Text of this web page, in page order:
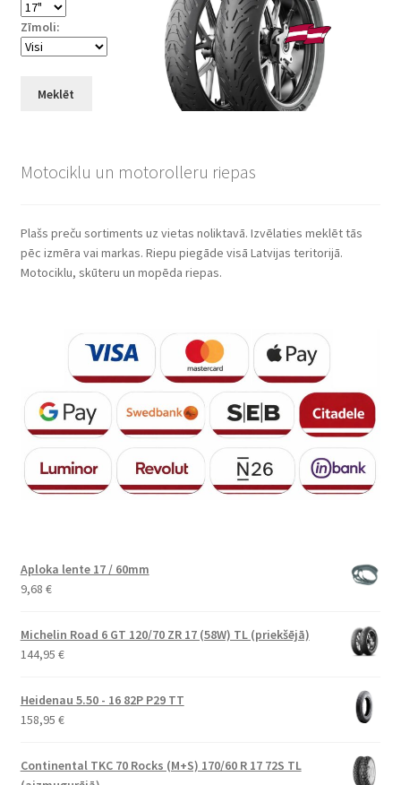
Zīmoli:
Meklēt
Motociklu un motorolleru riepas
Plašs preču sortiments uz vietas noliktavā. Izvēlaties meklēt tās
pēc izmēra vai markas. Riepu piegāde visā Latvijas teritorijā.
Motociklu, skūteru un mopēda riepas.
Aploka lente 17 / 60mm
9,68 €
Michelin Road 6 GT 120/70 ZR 17 (58W) TL (priekšējā)
144,95 €
Heidenau 5.50 - 16 82P P29 TT
158,95 €
Continental TKC 70 Rocks (M+S) 170/60 R 17 72S TL